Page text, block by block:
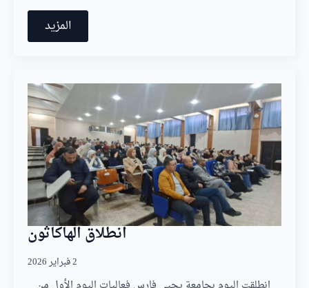
المزيد
انطلاق الهاكاثون
2 فبراير 2026